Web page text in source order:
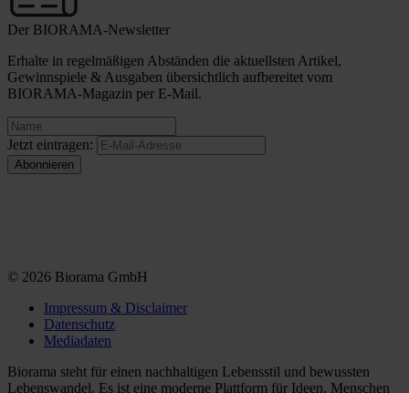
Der BIORAMA-Newsletter
Erhalte in regelmäßigen Abständen die aktuellsten Artikel,
Gewinnspiele & Ausgaben übersichtlich aufbereitet vom
BIORAMA-Magazin per E-Mail.
Jetzt eintragen:
© 2026 Biorama GmbH
Impressum & Disclaimer
Datenschutz
Mediadaten
Biorama steht für einen nachhaltigen Lebensstil und bewussten
Lebenswandel. Es ist eine moderne Plattform für Ideen, Menschen